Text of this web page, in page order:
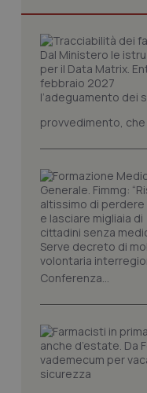
provvedimento,
Conferenza...